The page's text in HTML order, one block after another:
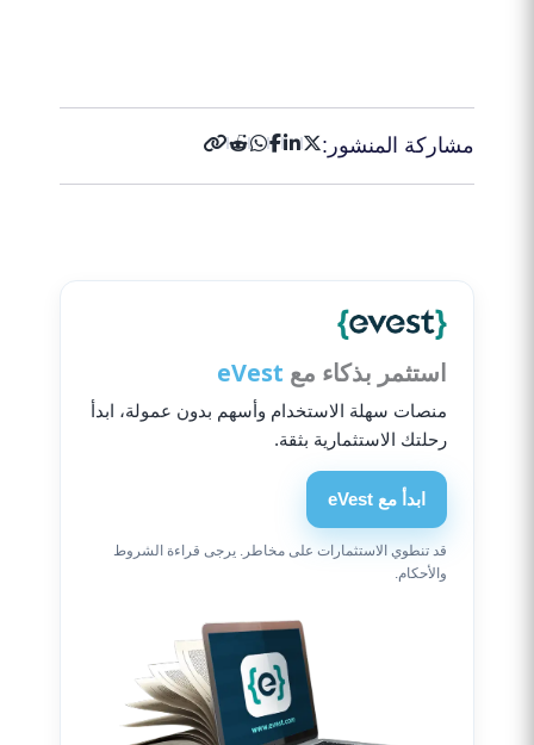
مشاركة المنشور:
استثمر بذكاء مع eVest
منصات سهلة الاستخدام وأسهم بدون عمولة، ابدأ
رحلتك الاستثمارية بثقة.
ابدأ مع eVest
قد تنطوي الاستثمارات على مخاطر. يرجى قراءة الشروط
والأحكام.